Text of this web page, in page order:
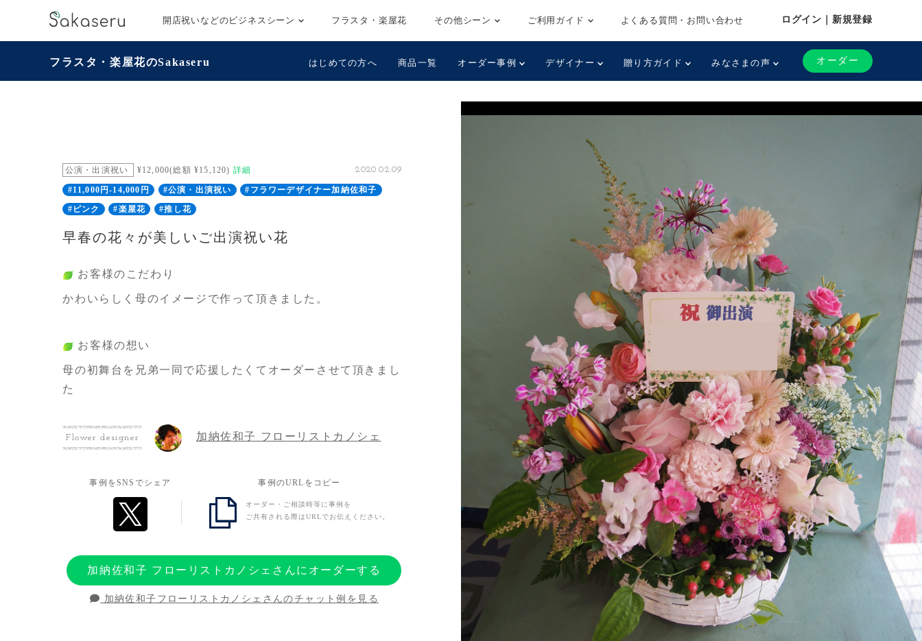
開店祝いなどのビジネスシーン フラスタ・楽屋花 その他シーン ご利用ガイド よくある質問・お問い合わせ ログイン｜新規登録
フラスタ・楽屋花のSakaseru はじめての方へ 商品一覧 オーダー事例 デザイナー 贈り方ガイド みなさまの声 オーダー
公演・出演祝い ¥12,000(総額 ¥15,120) 詳細 2020.02.09
#11,000円-14,000円 #公演・出演祝い
#フラワーデザイナー加納佐和子
#ピンク
#楽屋花 #推し花
早春の花々が美しいご出演祝い花
お客様のこだわり
かわいらしく母のイメージで作って頂きました。
お客様の想い
母の初舞台を兄弟一同で応援したくてオーダーさせて頂きまし
た
Flower designer 加納佐和子 フローリストカノシェ
事例をSNSでシェア 事例のURLをコピー
オーダー・ご相談時等に事例を
ご共有される際はURLでお伝えください。
加納佐和子 フローリストカノシェさんにオーダーする
加納佐和子フローリストカノシェさんのチャット例を見る